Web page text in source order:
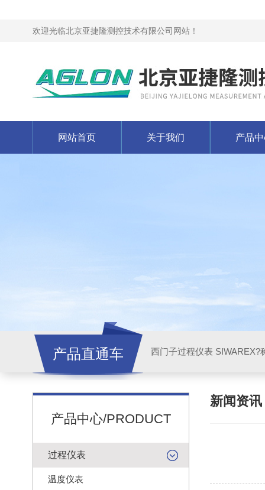
欢迎光临北京亚捷隆测控技术有限公司网站！
网站首页 关于我们 产品
产品直通车 西门子过程仪表 SIWAREX?
产品中心/PRODUCT
过程仪表
温度仪表
新闻资讯